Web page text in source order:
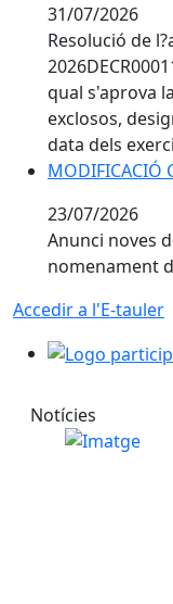
31/07/2026
Resolució de
qual s'aprova
exclosos,
data dels
MODIFICACIÓ
23/07/2026
Anunci noves
nomenament
Accedir a l'E-tauler
Logo participa
Notícies